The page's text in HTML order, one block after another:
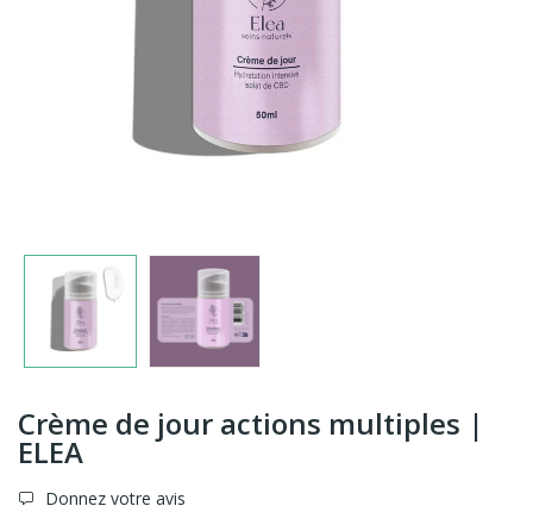
Crème de jour actions multiples |
ELEA
Donnez votre avis